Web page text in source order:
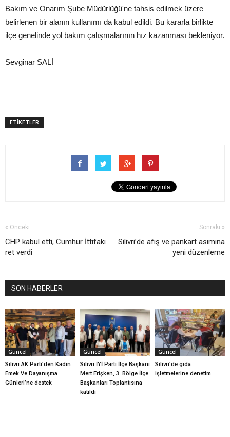
Bakım ve Onarım Şube Müdürlüğü'ne tahsis edilmek üzere
belirlenen bir alanın kullanımı da kabul edildi. Bu kararla birlikte
ilçe genelinde yol bakım çalışmalarının hız kazanması bekleniyor.
Sevginar SALİ
ETİKETLER
« Önceki
CHP kabul etti, Cumhur İttifakı
ret verdi
Sonraki »
Silivri’de afiş ve pankart asımına
yeni düzenleme
SON HABERLER
Güncel
Silivri AK Parti’den Kadın
Emek Ve Dayanışma
Günleri’ne destek
Güncel
Silivri İYİ Parti İlçe Başkanı
Mert Erişken, 3. Bölge İlçe
Başkanları Toplantısına
katıldı
Güncel
Silivri’de gıda
işletmelerine denetim